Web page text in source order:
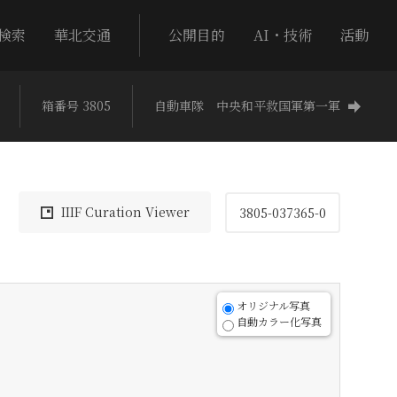
索 華北交通 公開目的 AI・技術 活動
箱番号 3805 自動車隊 中央和平救国軍第一軍
IIIF Curation Viewer 3805-037365-0
オリジナル写真
自動カラー化写真